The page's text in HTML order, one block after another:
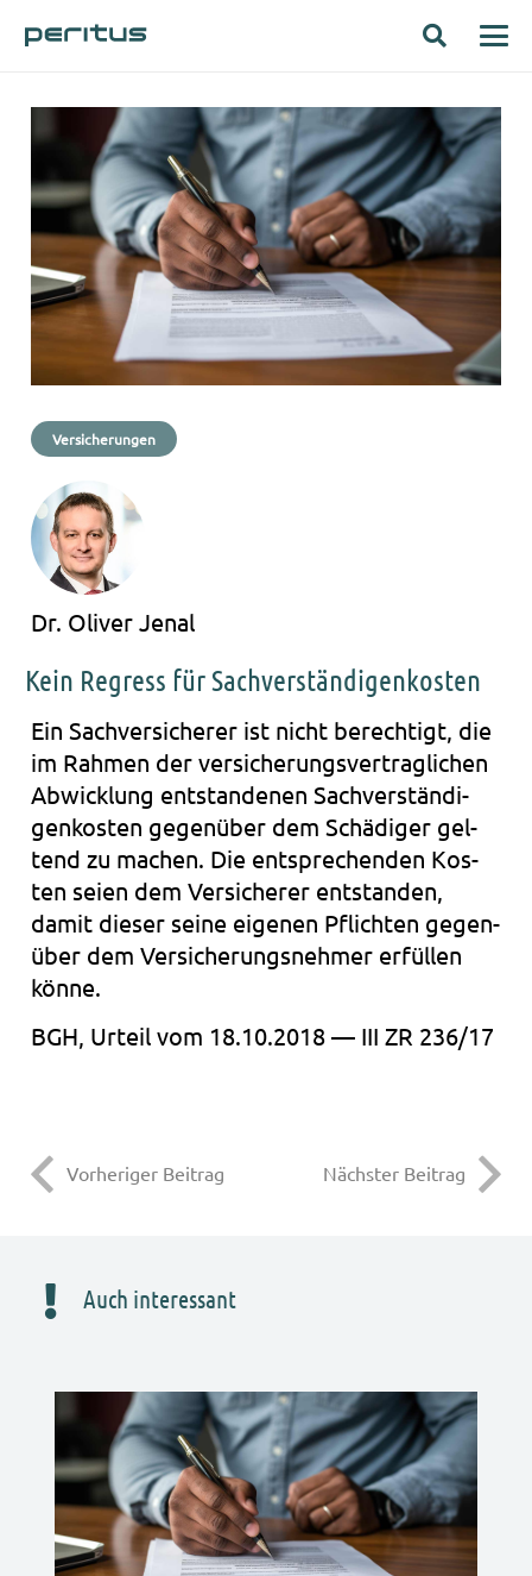
Versicherungen
Dr. Oliver Jenal
Kein Regress für Sachverständigenkosten
Ein Sach­ver­si­che­rer ist nicht berech­tigt, die
im Rah­men der ver­si­che­rungs­ver­trag­li­chen
Abwick­lung ent­stan­de­nen Sach­ver­stän­di­
gen­kos­ten gegen­über dem Schä­di­ger gel­
tend zu machen. Die ent­spre­chen­den Kos­
ten seien dem Ver­si­che­rer ent­stan­den,
damit die­ser seine eige­nen Pflich­ten gegen­
über dem Ver­si­che­rungs­neh­mer erfül­len
könne.
BGH, Urteil vom 18.10.2018 — III ZR 236/17
Vorheriger Beitrag Nächster Beitrag
Auch interessant